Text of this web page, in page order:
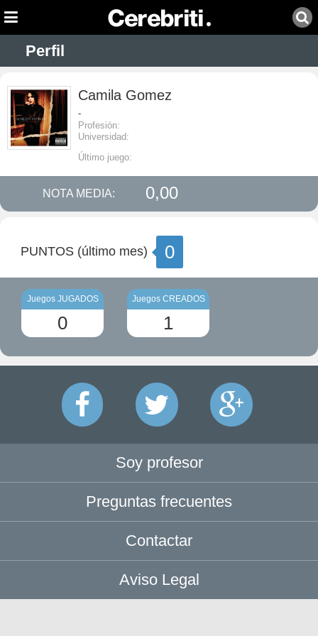
Perfil
Camila Gomez
-
Profesión:
Universidad:
Último juego:
NOTA MEDIA: 0,00
PUNTOS (último mes) 0
Juegos JUGADOS
0
Juegos CREADOS
1
Soy profesor
Preguntas frecuentes
Contactar
Aviso Legal